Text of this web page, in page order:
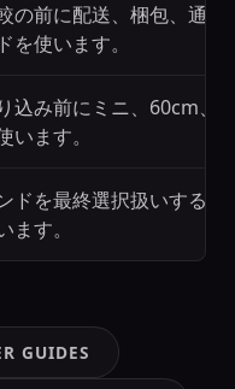
の前に配送、梱包、通
を使います。
込み前にミニ、60cm、
います。
ドを最終選択扱いする
ます。
GUIDES